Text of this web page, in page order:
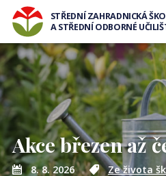
STŘEDNÍ ZAHRADNICKÁ
A STŘEDNÍ ODBORNÉ
Akce březen až
8. 8. 2026 Ze života